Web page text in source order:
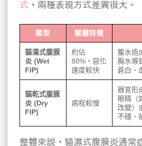
式 ，兩種表現方式差異很大。
類型 關鍵特徵
貓濕式腹膜
炎 (Wet
FIP)
約佔
80%，惡化
速度較快
腹水造
胸水導
蒼白、
貓乾式腹膜
炎 (Dry
FIP)
病程較慢
器官形
眼睛（
改變）
不穩、
整體來說，貓濕式腹膜炎通常